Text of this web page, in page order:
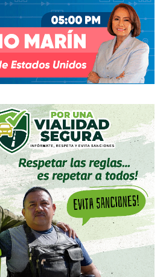
sin resolución.
poner un alto a la empresa de